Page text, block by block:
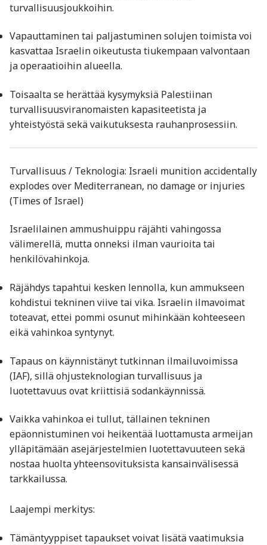
turvallisuusjoukkoihin.
Vapauttaminen tai paljastuminen solujen toimista voi
kasvattaa Israelin oikeutusta tiukempaan valvontaan
ja operaatioihin alueella.
Toisaalta se herättää kysymyksiä Palestiinan
turvallisuusviranomaisten kapasiteetista ja
yhteistyöstä sekä vaikutuksesta rauhanprosessiin.
Turvallisuus / Teknologia: Israeli munition accidentally
explodes over Mediterranean, no damage or injuries
(Times of Israel)
Israelilainen ammushuippu räjähti vahingossa
välimerellä, mutta onneksi ilman vaurioita tai
henkilövahinkoja.
Räjähdys tapahtui kesken lennolla, kun ammukseen
kohdistui tekninen viive tai vika. Israelin ilmavoimat
toteavat, ettei pommi osunut mihinkään kohteeseen
eikä vahinkoa syntynyt.
Tapaus on käynnistänyt tutkinnan ilmailuvoimissa
(IAF), sillä ohjusteknologian turvallisuus ja
luotettavuus ovat kriittisiä sodankäynnissä.
Vaikka vahinkoa ei tullut, tällainen tekninen
epäonnistuminen voi heikentää luottamusta armeijan
ylläpitämään asejärjestelmien luotettavuuteen sekä
nostaa huolta yhteensovituksista kansainvälisessä
tarkkailussa.
Laajempi merkitys:
Tämäntyyppiset tapaukset voivat lisätä vaatimuksia